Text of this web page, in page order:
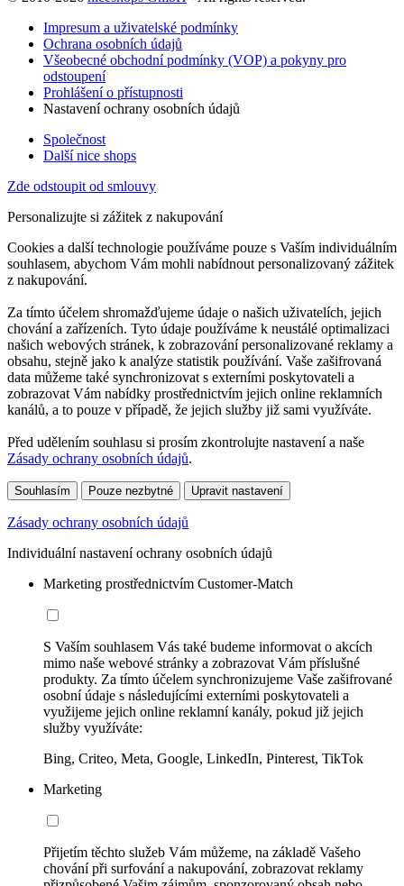
Impresum a uživatelské podmínky
Ochrana osobních údajů
Všeobecné obchodní podmínky (VOP) a pokyny pro
odstoupení
Prohlášení o přístupnosti
Nastavení ochrany osobních údajů
Společnost
Další nice shops
Zde odstoupit od smlouvy
Personalizujte si zážitek z nakupování
Cookies a další technologie používáme pouze s Vaším individuálním
souhlasem, abychom Vám mohli nabídnout personalizovaný zážitek
z nakupování.
Za tímto účelem shromažďujeme údaje o našich uživatelích, jejich
chování a zařízeních. Tyto údaje používáme k neustálé optimalizaci
našich webových stránek, k zobrazování personalizované reklamy a
obsahu, stejně jako k analýze statistik používání. Vaše zašifrovaná
data můžeme také synchronizovat s externími poskytovateli a
zobrazovat Vám nabídky prostřednictvím jejich online reklamních
kanálů, a to pouze v případě, že jejich služby již sami využíváte.
Před udělením souhlasu si prosím zkontrolujte nastavení a naše
Zásady ochrany osobních údajů.
Souhlasím Pouze nezbytné Upravit nastavení
Zásady ochrany osobních údajů
Individuální nastavení ochrany osobních údajů
Marketing prostřednictvím Customer-Match
S Vaším souhlasem Vás také budeme informovat o akcích
mimo naše webové stránky a zobrazovat Vám příslušné
produkty. Za tímto účelem synchronizujeme Vaše zašifrované
osobní údaje s následujícími externími poskytovateli a
využijeme jejich online reklamní kanály, pokud již jejich
služby využíváte:
Bing, Criteo, Meta, Google, LinkedIn, Pinterest, TikTok
Marketing
Přijetím těchto služeb Vám můžeme, na základě Vašeho
chování při surfování a nakupování, zobrazovat reklamy